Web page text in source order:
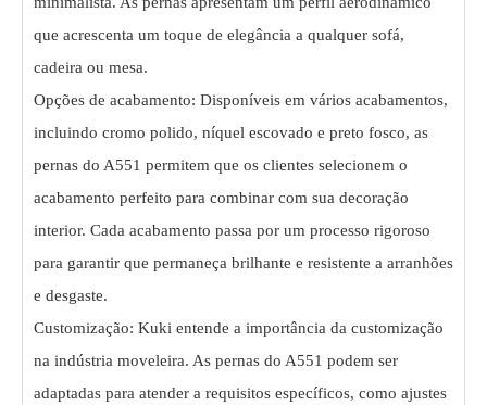
que acrescenta um toque de elegância a qualquer sofá,
cadeira ou mesa.
Opções de acabamento: Disponíveis em vários acabamentos,
incluindo cromo polido, níquel escovado e preto fosco, as
pernas do A551 permitem que os clientes selecionem o
acabamento perfeito para combinar com sua decoração
interior. Cada acabamento passa por um processo rigoroso
para garantir que permaneça brilhante e resistente a arranhões
e desgaste.
Customização: Kuki entende a importância da customização
na indústria moveleira. As pernas do A551 podem ser
adaptadas para atender a requisitos específicos, como ajustes